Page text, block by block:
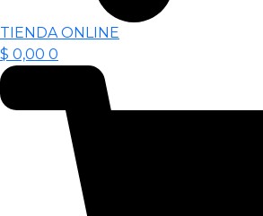
TIENDA ONLINE
$ 0,00 0